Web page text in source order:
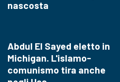
nascosta
Abdul El Sayed eletto in
Michigan. L'islamo-
comunismo tira anche